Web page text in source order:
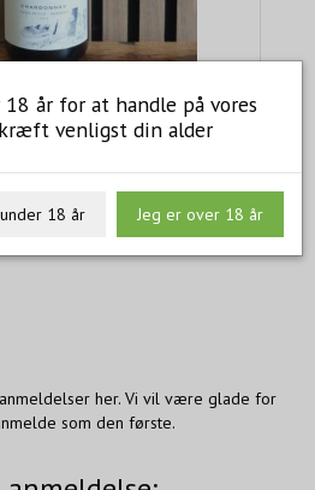
CHARDONNAY 2021
m/Moms
her. Vi vil være glade for
som den første.
år for at handle på vores
venligst din alder
18 år Jeg er over 18 år